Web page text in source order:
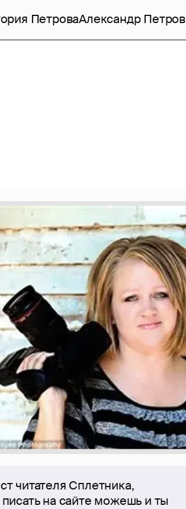
ПетроваАлександр Петров
читателя Сплетника,
писать на сайте можешь и ты